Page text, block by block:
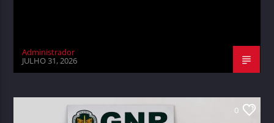
Administrador
JULHO 31, 2026
0